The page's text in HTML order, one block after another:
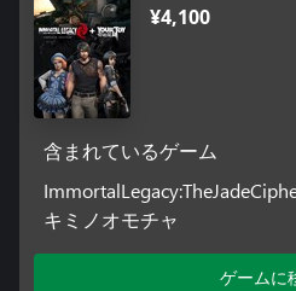
¥4,100
含まれているゲーム
キミノオモチャ
ゲームに